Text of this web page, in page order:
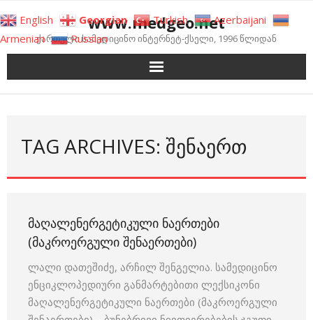
to
content
www.medgeo.net
ქართული სამედიცინო ინტერნეტ-ქსელი, 1996 წლიდან
TAG ARCHIVES: ᲨᲔᲜᲐᲔᲠᲗ
ᲛᲐᲦᲐᲚᲔᲜᲔᲠᲒᲔᲢᲘᲙᲣᲚᲘ ᲜᲐᲔᲠᲗᲔᲑᲘ
(ᲛᲐᲙᲠᲝᲔᲠᲒᲣᲚᲘ ᲨᲔᲜᲐᲔᲠᲗᲔᲑᲘ)
ლალი დათეშიძე, არჩილ შენგელია. სამედიცინო
ენციკლოპედიური განმარტებითი ლექსიკონი
მაღალენერგეტიკული ნაერთები (მაკროერგული
English Georgian Turkish
Azerbaijani
Armenian
Russian